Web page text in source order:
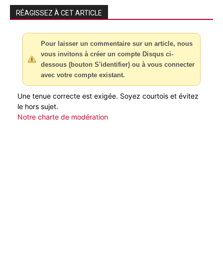
RÉAGISSEZ À CET ARTICLE
Pour laisser un commentaire sur un article, nous
vous invitons à créer un compte Disqus ci-
dessous (bouton S'identifier) ou à vous connecter
avec votre compte existant.
Une tenue correcte est exigée. Soyez courtois et évitez
le hors sujet.
Notre charte de modération